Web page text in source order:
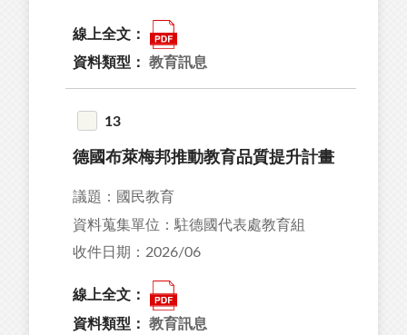
線上全文：
資料類型： 教育訊息
13
德國布萊梅邦推動教育品質提升計畫
議題：國民教育
資料蒐集單位：駐德國代表處教育組
收件日期：2026/06
線上全文：
資料類型： 教育訊息